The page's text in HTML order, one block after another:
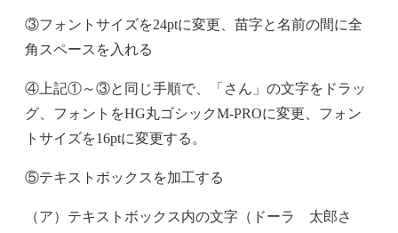
③フォントサイズを24ptに変更、苗字と名前の間に全
角スペースを入れる
④上記①～③と同じ手順で、「さん」の文字をドラッ
グ、フォントをHG丸ゴシックM-PROに変更、フォン
トサイズを16ptに変更する。
⑤テキストボックスを加工する
（ア）テキストボックス内の文字（ドーラ 太郎さ